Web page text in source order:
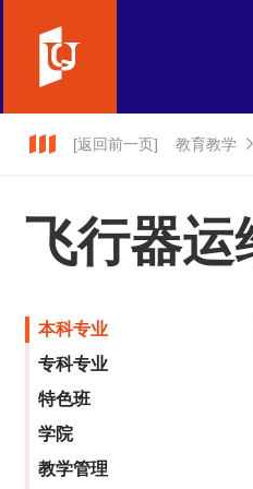
[返回前一页] 教育教学
飞行器运
本科专业
专科专业
特色班
学院
教学管理